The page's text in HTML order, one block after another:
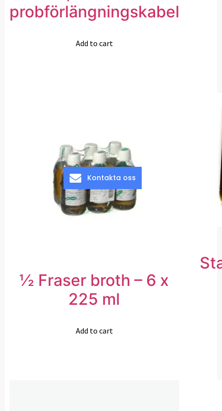
probförlängningskabel
Add to cart
½ Fraser broth – 6 x
225 ml
Add to cart
Kontakta oss